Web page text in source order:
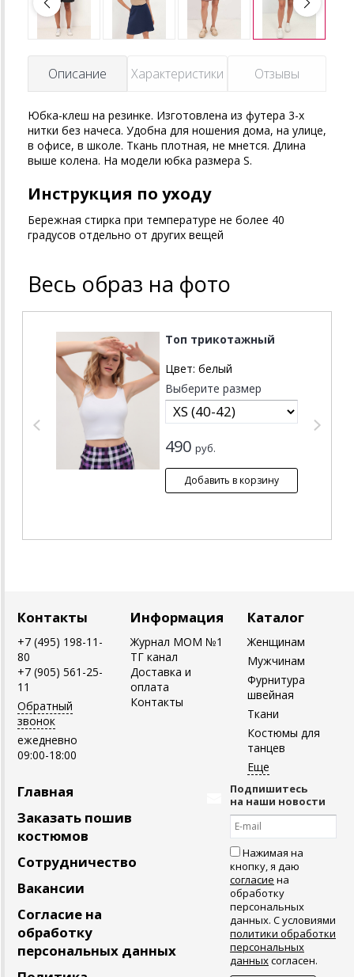
Описание Характеристики Отзывы
Юбка-клеш на резинке. Изготовлена из футера 3-х
нитки без начеса. Удобна для ношения дома, на улице,
в офисе, в школе. Ткань плотная, не мнется. Длина
выше колена. На модели юбка размера S.
Инструкция по уходу
Бережная стирка при температуре не более 40
градусов отдельно от других вещей
Весь образ на фото
Топ трикотажный
Цвет: белый
Выберите размер
490 руб.
Контакты
+7 (495) 198-11-
80
+7 (905) 561-25-
11
Обратный
звонок
ежедневно
09:00-18:00
Информация
Журнал MOM №1
ТГ канал
Доставка и
оплата
Контакты
Каталог
Женщинам
Мужчинам
Фурнитура
швейная
Ткани
Костюмы для
танцев
Главная
Заказать пошив
костюмов
Сотрудничество
Вакансии
Согласие на
обработку
персональных данных
Подпишитесь
на наши новости
Нажимая на
кнопку, я даю
согласие на
обработку
персональных
данных. С условиями
политики обработки
персональных
данныхсогласен.